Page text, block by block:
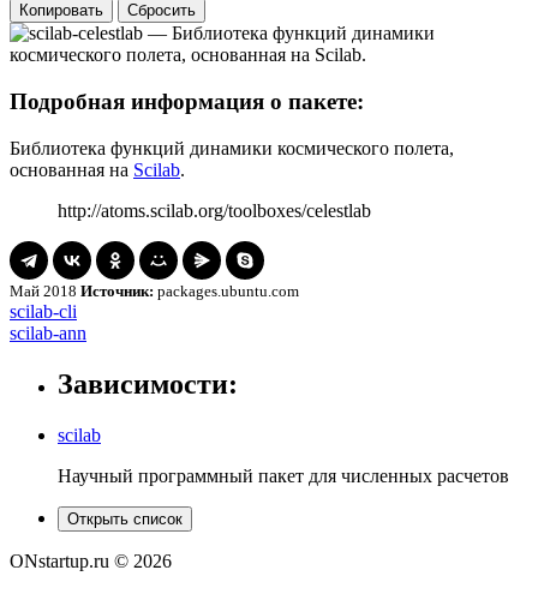
Копировать
Сбросить
Подробная информация о пакете:
Библиотека функций динамики космического полета,
основанная на Scilab.
http://atoms.scilab.org/toolboxes/celestlab
Май 2018 Источник: packages.ubuntu.com
Навигация
по
записям
scilab-
cli
scilab-cli
scilab-
scilab-ann
Зависимости:
scilab
Научный программный пакет для численных расчетов
Открыть список
ONstartup.ru © 2026